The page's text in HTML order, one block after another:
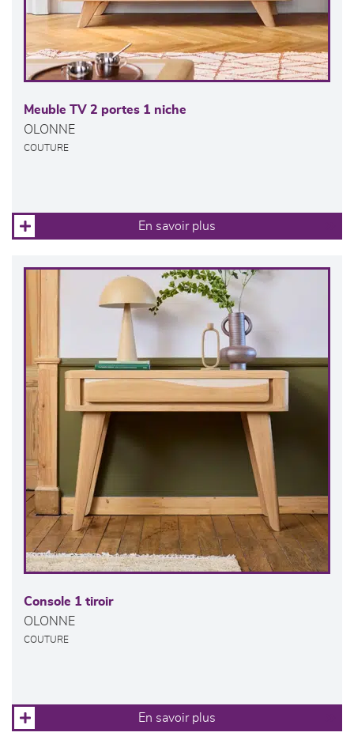
Meuble TV 2 portes 1 niche
OLONNE
COUTURE
En savoir plus
Console 1 tiroir
OLONNE
COUTURE
En savoir plus